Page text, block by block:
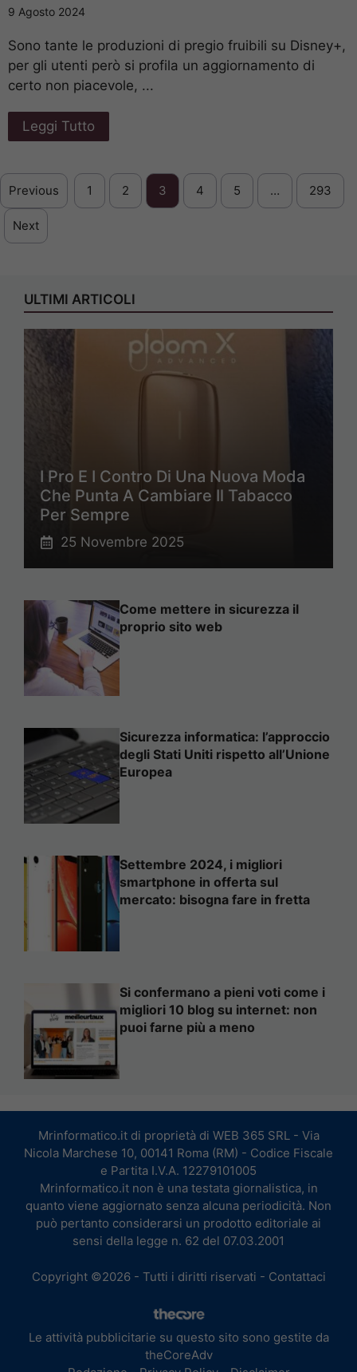
9 Agosto 2024
Sono tante le produzioni di pregio fruibili su Disney+,
per gli utenti però si profila un aggiornamento di
certo non piacevole, ...
Leggi Tutto
Previous 1 2 3 4 5 … 293
Next
ULTIMI ARTICOLI
I Pro E I Contro Di Una Nuova Moda
Che Punta A Cambiare Il Tabacco
Per Sempre
25 Novembre 2025
Come mettere in sicurezza il
proprio sito web
Sicurezza informatica: l’approccio
degli Stati Uniti rispetto all’Unione
Europea
Settembre 2024, i migliori
smartphone in offerta sul
mercato: bisogna fare in fretta
Si confermano a pieni voti come i
migliori 10 blog su internet: non
puoi farne più a meno
Mrinformatico.it di proprietà di WEB 365 SRL - Via
Nicola Marchese 10, 00141 Roma (RM) - Codice Fiscale
e Partita I.V.A. 12279101005
Mrinformatico.it non è una testata giornalistica, in
quanto viene aggiornato senza alcuna periodicità. Non
può pertanto considerarsi un prodotto editoriale ai
sensi della legge n. 62 del 07.03.2001
Copyright ©2026 - Tutti i diritti riservati - Contattaci
Le attività pubblicitarie su questo sito sono gestite da
theCoreAdv